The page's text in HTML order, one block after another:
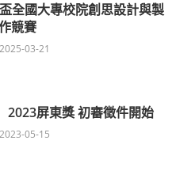
全國大專校院創思設計與製
競賽
2025-03-21
2023屏東獎 初審徵件開始
2023-05-15